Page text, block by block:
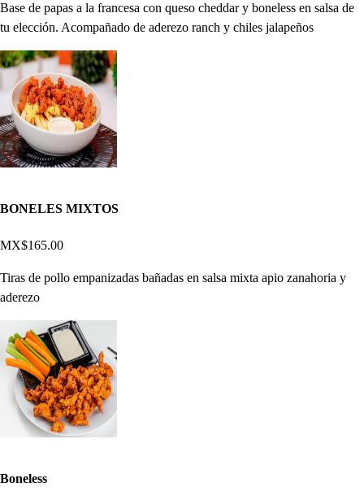
Base de papas a la francesa con queso cheddar y boneless en salsa de
tu elección. Acompañado de aderezo ranch y chiles jalapeños
BONELES MIXTOS
MX$165.00
Tiras de pollo empanizadas bañadas en salsa mixta apio zanahoria y
aderezo
Boneless